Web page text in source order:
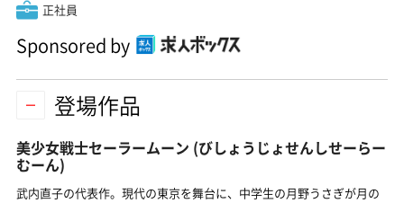
正社員
Sponsored by
登場作品
美少女戦士セーラームーン (びしょうじょせんしせーらー
むーん)
武内直子の代表作。現代の東京を舞台に、中学生の月野うさぎが月の